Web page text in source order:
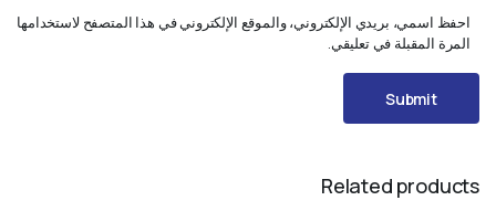
احفظ اسمي، بريدي الإلكتروني، والموقع الإلكتروني في هذا المتصفح لاستخدامها
المرة المقبلة في تعليقي.
Related products